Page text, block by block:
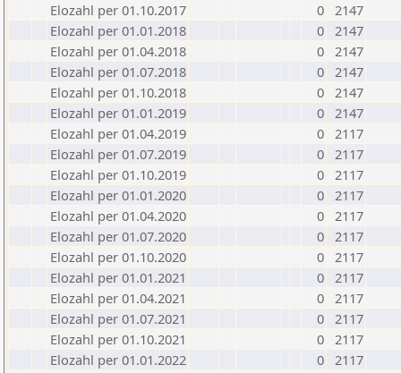
Elozahl per 01.10.2017
0 2147
Elozahl per 01.01.2018
0 2147
Elozahl per 01.04.2018
0 2147
Elozahl per 01.07.2018
0 2147
Elozahl per 01.10.2018
0 2147
Elozahl per 01.01.2019
0 2147
Elozahl per 01.04.2019
0 2117
Elozahl per 01.07.2019
0 2117
Elozahl per 01.10.2019
0 2117
Elozahl per 01.01.2020
0 2117
Elozahl per 01.04.2020
0 2117
Elozahl per 01.07.2020
0 2117
Elozahl per 01.10.2020
0 2117
Elozahl per 01.01.2021
0 2117
Elozahl per 01.04.2021
0 2117
Elozahl per 01.07.2021
0 2117
Elozahl per 01.10.2021
0 2117
Elozahl per 01.01.2022
0 2117